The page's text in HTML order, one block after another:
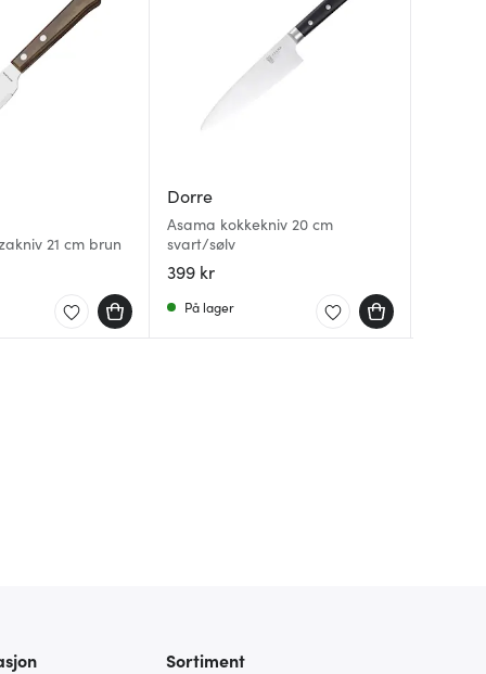
21 cm brun
Dorre
Asama kokkekniv 20 cm
svart/sølv
399 kr
På lager
Sortiment